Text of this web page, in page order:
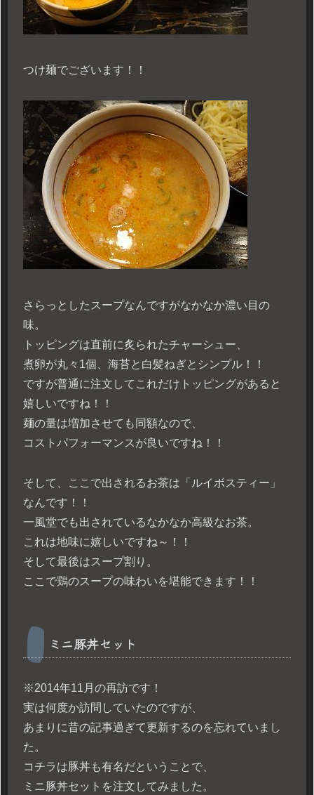
つけ麺でございます！！
さらっとしたスープなんですがなかなか濃い目の
味。
トッピングは直前に炙られたチャーシュー、
煮卵が丸々1個、海苔と白髪ねぎとシンプル！！
ですが普通に注文してこれだけトッピングがあると
嬉しいですね！！
麺の量は増加させても同額なので、
コストパフォーマンスが良いですね！！
そして、ここで出されるお茶は「ルイボスティー」
なんです！！
一風堂でも出されているなかなか高級なお茶。
これは地味に嬉しいですね～！！
そして最後はスープ割り。
ここで鶏のスープの味わいを堪能できます！！
ミニ豚丼セット
※2014年11月の再訪です！
実は何度か訪問していたのですが、
あまりに昔の記事過ぎて更新するのを忘れていまし
た。
コチラは豚丼も有名だということで、
ミニ豚丼セットを注文してみました。